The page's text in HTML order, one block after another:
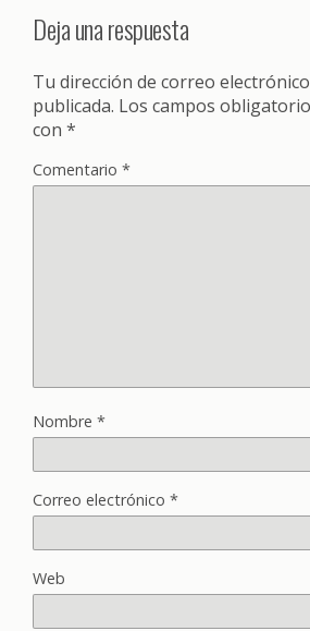
Deja una respuesta
Tu dirección de correo
publicada. Los campos
con *
Comentario *
Nombre *
Correo electrónico *
Web